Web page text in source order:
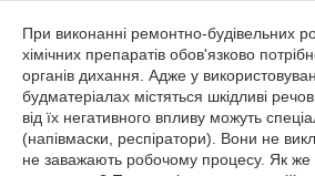
При виконанні ремонтно-будівельних
хімічних препаратів обов'язково
органів дихання. Адже у
будматеріалах містяться шкідливі
від їх негативного впливу можуть
(напівмаски, респіратори). Вони не
не заважають робочому процесу. Як же